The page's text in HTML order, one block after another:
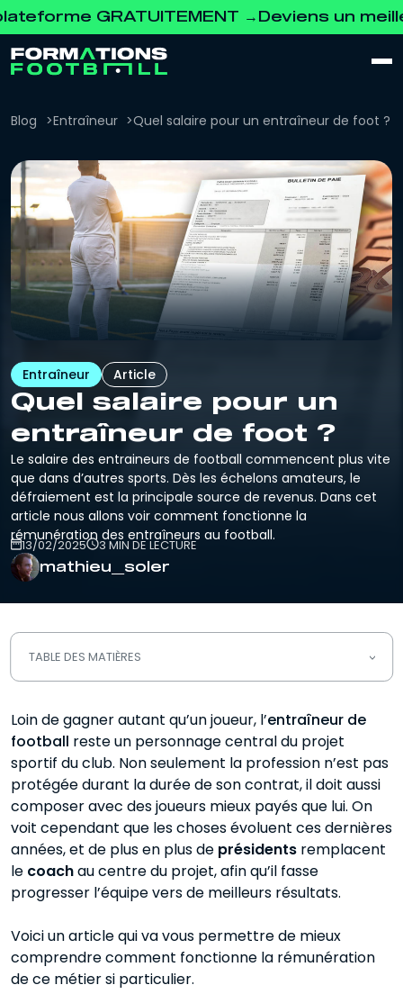
GRATUITEMENT → Deviens un meilleur
Blog Entraîneur Quel salaire pour un entraîneur de foot ?
Entraîneur Article
Quel salaire pour un
entraîneur de foot ?
Le salaire des entraineurs de football commencent plus vite
que dans d’autres sports. Dès les échelons amateurs, le
défraiement est la principale source de revenus. Dans cet
article nous allons voir comment fonctionne la
rémunération des entraîneurs au football.
13/02/2025 3 MIN DE LECTURE
mathieu_soler
TABLE DES MATIÈRES
monde amateur
Une majorité d’entraîneurs bénévoles
Entraîneurs Clubs élite
Rémunérations minimales garanties
Les salaires des entraîneurs chez les
Loin de gagner autant qu’un joueur, l’entraîneur de
football reste un personnage central du projet
sportif du club. Non seulement la profession n’est pas
protégée durant la durée de son contrat, il doit aussi
composer avec des joueurs mieux payés que lui. On
voit cependant que les choses évoluent ces dernières
années, et de plus en plus de présidents remplacent
le coachau centre du projet, afin qu’il fasse
progresser l’équipe vers de meilleurs résultats.
Voici un article qui va vous permettre de mieux
comprendre comment fonctionne la rémunération
de ce métier si particulier.